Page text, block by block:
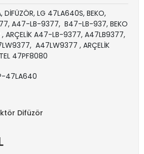
DİFÜZÖR, LG 47LA640S, BEKO,
A47-LB-9377, B47-LB-937, BEKO
, ARÇELİK A47-LB-9377, A47LB9377,
A47LW9377 , ARÇELİK
47PF8080
47LA640
Difüzör